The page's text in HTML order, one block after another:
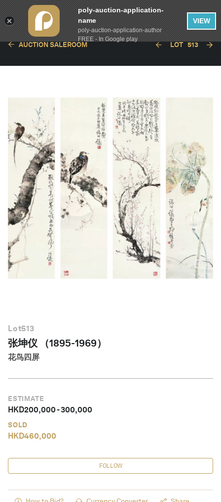
简体中文
AUCTION SALEROOM LOT 513
Lot513
张坤仪 （1895-1969）
花鸟四屏
ESTIMATE
HKD200,000-300,000
SOLD
HKD460,000
FOLLOW
poly-auction-application-
name
poly-auction-application-author
FREE - In Google play
VIEW